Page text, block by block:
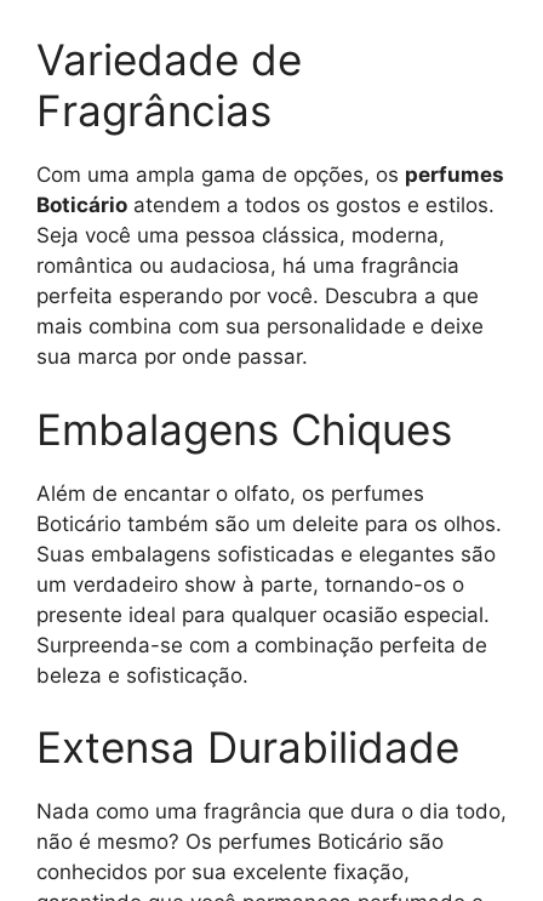
Variedade de
Fragrâncias
Com uma ampla gama de opções, os perfumes
Boticário atendem a todos os gostos e estilos.
Seja você uma pessoa clássica, moderna,
romântica ou audaciosa, há uma fragrância
perfeita esperando por você. Descubra a que
mais combina com sua personalidade e deixe
sua marca por onde passar.
Embalagens Chiques
Além de encantar o olfato, os perfumes
Boticário também são um deleite para os olhos.
Suas embalagens sofisticadas e elegantes são
um verdadeiro show à parte, tornando-os o
presente ideal para qualquer ocasião especial.
Surpreenda-se com a combinação perfeita de
beleza e sofisticação.
Extensa Durabilidade
Nada como uma fragrância que dura o dia todo,
não é mesmo? Os perfumes Boticário são
conhecidos por sua excelente fixação,